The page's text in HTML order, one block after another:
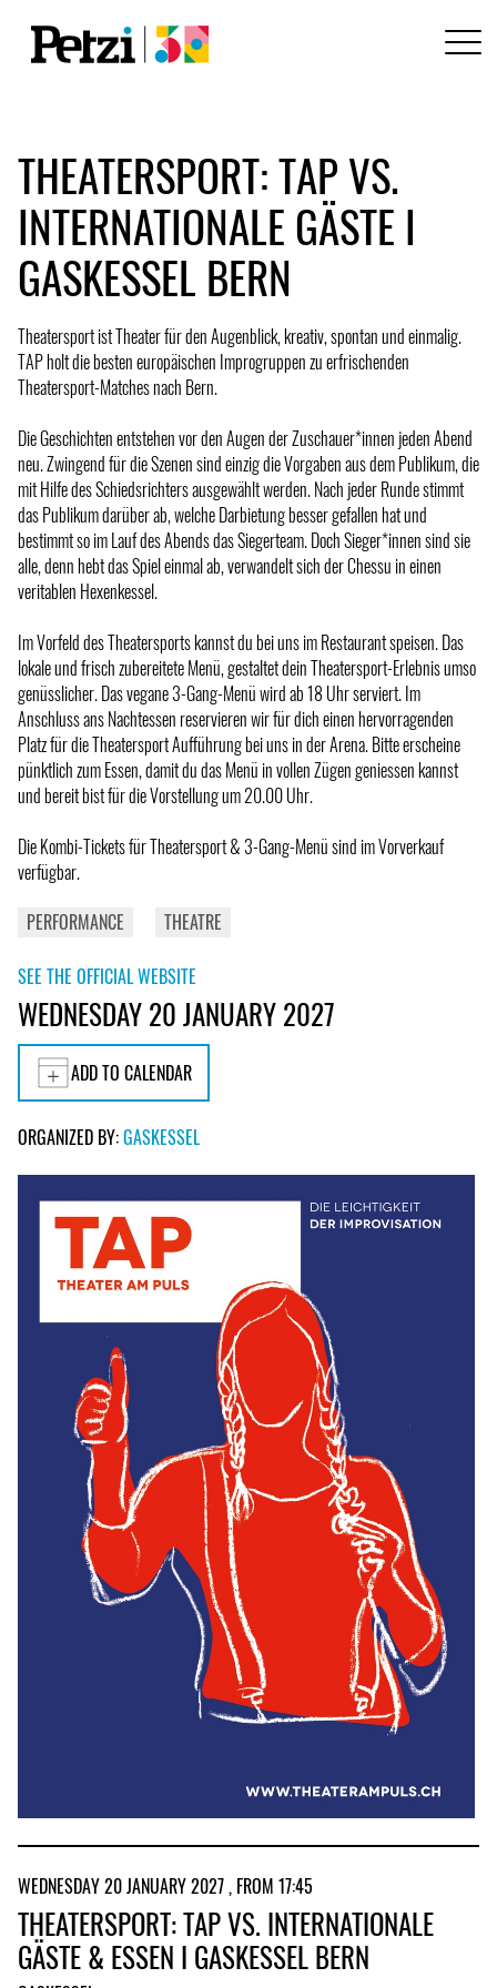
THEATERSPORT: TAP VS.
INTERNATIONALE GÄSTE I
GASKESSEL BERN
Theatersport ist Theater für den Augenblick, kreativ, spontan und einmalig.
TAP holt die besten europäischen Improgruppen zu erfrischenden
Theatersport-Matches nach Bern.
Die Geschichten entstehen vor den Augen der Zuschauer*innen jeden Abend
neu. Zwingend für die Szenen sind einzig die Vorgaben aus dem Publikum, die
mit Hilfe des Schiedsrichters ausgewählt werden. Nach jeder Runde stimmt
das Publikum darüber ab, welche Darbietung besser gefallen hat und
bestimmt so im Lauf des Abends das Siegerteam. Doch Sieger*innen sind sie
alle, denn hebt das Spiel einmal ab, verwandelt sich der Chessu in einen
veritablen Hexenkessel.
Im Vorfeld des Theatersports kannst du bei uns im Restaurant speisen. Das
lokale und frisch zubereitete Menü, gestaltet dein Theatersport-Erlebnis umso
genüsslicher. Das vegane 3-Gang-Menü wird ab 18 Uhr serviert. Im
Anschluss ans Nachtessen reservieren wir für dich einen hervorragenden
Platz für die Theatersport Aufführung bei uns in der Arena. Bitte erscheine
pünktlich zum Essen, damit du das Menü in vollen Zügen geniessen kannst
und bereit bist für die Vorstellung um 20.00 Uhr.
Die Kombi-Tickets für Theatersport & 3-Gang-Menü sind im Vorverkauf
verfügbar.
PERFORMANCE
THEATRE
SEE THE OFFICIAL WEBSITE
WEDNESDAY 20 JANUARY 2027
ADD TO CALENDAR
ORGANIZED BY:GASKESSEL
WEDNESDAY 20 JANUARY 2027 , FROM 17:45
THEATERSPORT: TAP VS. INTERNATIONALE
GÄSTE & ESSEN I GASKESSEL BERN